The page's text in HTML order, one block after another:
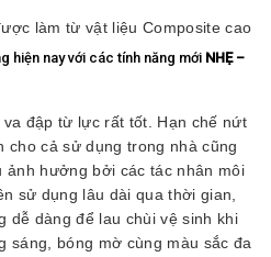
làm từ vật liệu Composite cao
hiện nay với các tính năng mới NHẸ –
đập từ lực rất tốt. Hạn chế nứt
cho cả sử dụng trong nhà cũng
ảnh hưởng bởi các tác nhân môi
sử dụng lâu dài qua thời gian,
dễ dàng để lau chùi vệ sinh khi
sáng, bóng mờ cùng màu sắc đa